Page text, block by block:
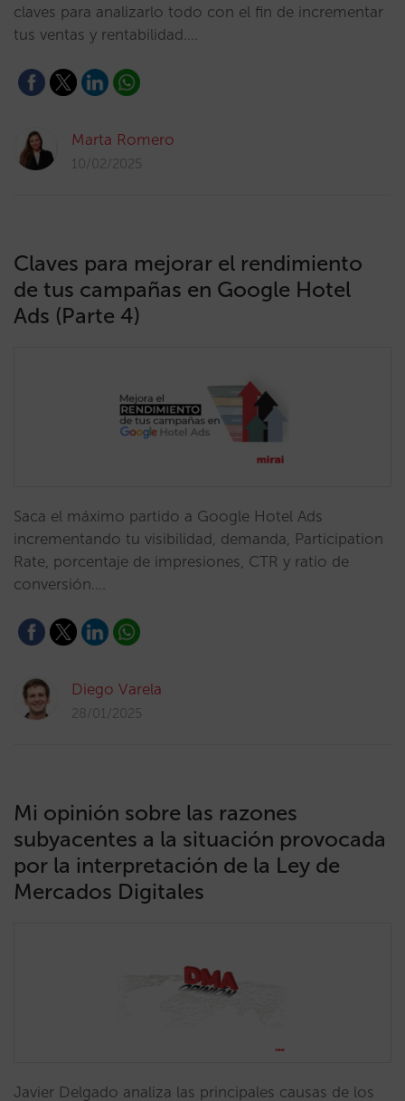
claves para analizarlo todo con el fin de incrementar
tus ventas y rentabilidad.…
Marta Romero
10/02/2025
Claves para mejorar el rendimiento
de tus campañas en Google Hotel
Ads (Parte 4)
Saca el máximo partido a Google Hotel Ads
incrementando tu visibilidad, demanda, Participation
Rate, porcentaje de impresiones, CTR y ratio de
conversión.…
Diego Varela
28/01/2025
Mi opinión sobre las razones
subyacentes a la situación provocada
por la interpretación de la Ley de
Mercados Digitales
Javier Delgado analiza las principales causas de los